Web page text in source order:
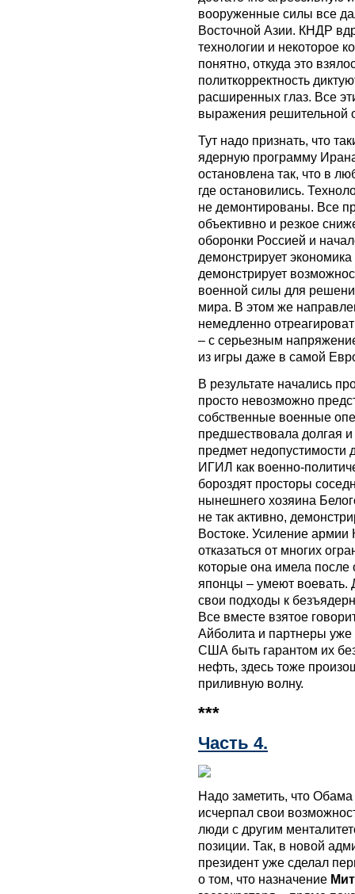
вооруженные силы все
Восточной Азии. КНДР
технологии и некоторое
понятно, откуда это
политкорректность
расширенных глаз. Все
выражения решительной
Тут надо признать, что
ядерную программу
остановлена так, что в
где остановились.
не демонтированы. Все
объективно и резкое
оборонки Россией и
демонстрирует
демонстрирует
военной силы для
мира. В этом же
немедленно
– с серьезным
из игры даже в самой
В результате начались
просто невозможно
собственные военные
предшествовала долгая
предмет недопустимости
ИГИЛ как военно-
бороздят просторы
нынешнего хозяина
не так активно,
Востоке. Усиление
отказаться от многих
которые она имела
японцы – умеют
свои подходы к
Все вместе взятое
Айболита и партнеры уже
США быть гарантом их
нефть, здесь тоже
приливную волну.
***
Часть 4.
Надо заметить, что
исчерпал свои
люди с другим
позиции. Так, в новой
президент уже сделал
о том, что назначение